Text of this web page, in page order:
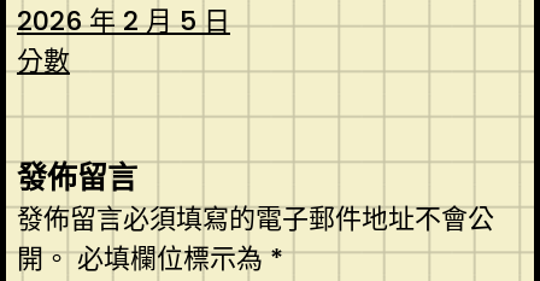
2026 年 2 月 5 日
分數
發佈留言
發佈留言必須填寫的電子郵件地址不會公
開。必填欄位標示為*